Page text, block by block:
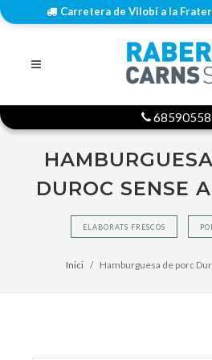
Carretera de Vilobí a la
DUROC SENSE
ELABORATS FRESCOS
Inici Hamburguesa de porc